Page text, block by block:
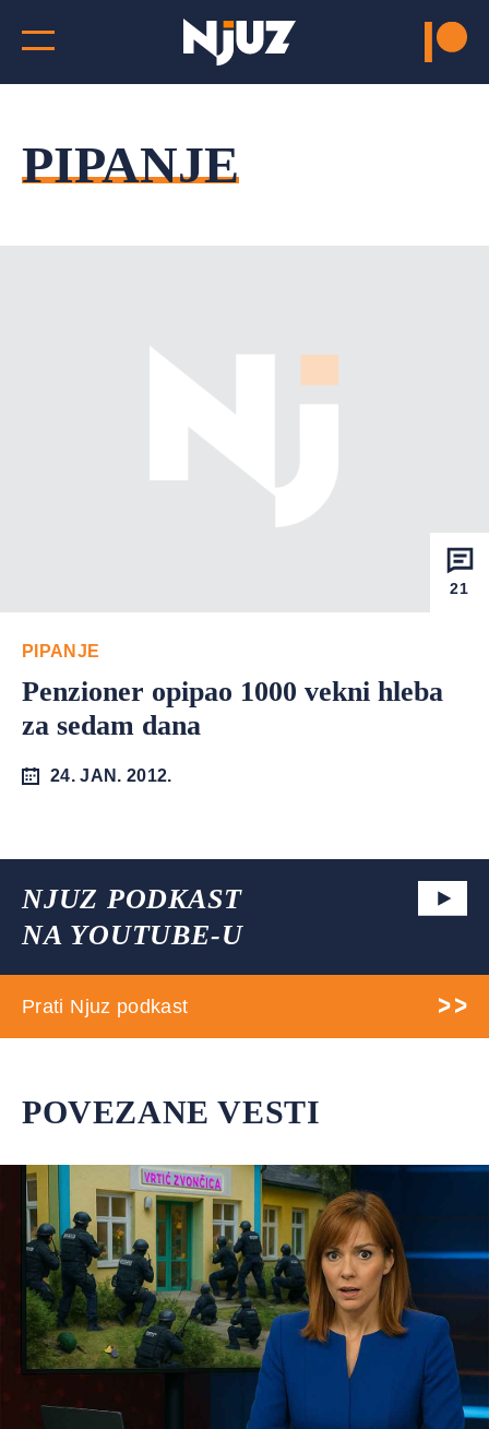
PIPANJE
21
PIPANJE
Penzioner opipao 1000 vekni hleba
za sedam dana
24. JAN. 2012.
NJUZ PODKAST
NA YOUTUBE-U
Prati Njuz podkast
POVEZANE VESTI